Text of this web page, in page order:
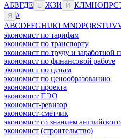
АБВГДЕ Ё ЖЗИ Й КЛМНОПРС
Я
#
ABCDEFGHIJKLMNOPQRSTUV
экономист по тарифам
экономист по транспорту
экономист по труду и заработной
экономист по финансовой работе
экономист по ценам
экономист по ценообразованию
экономист проекта
экономист ПЭО
экономист-ревизор
экономист-сметчик
экономист со знанием
экономист (строительство)